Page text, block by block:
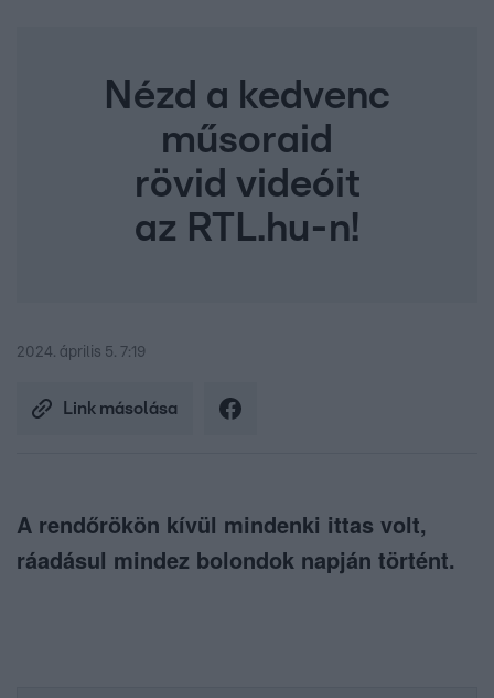
Nézd a kedvenc
műsoraid
rövid videóit
az RTL.hu-n!
2024. április 5. 7:19
Link másolása
A rendőrökön kívül mindenki ittas volt,
ráadásul mindez bolondok napján történt.